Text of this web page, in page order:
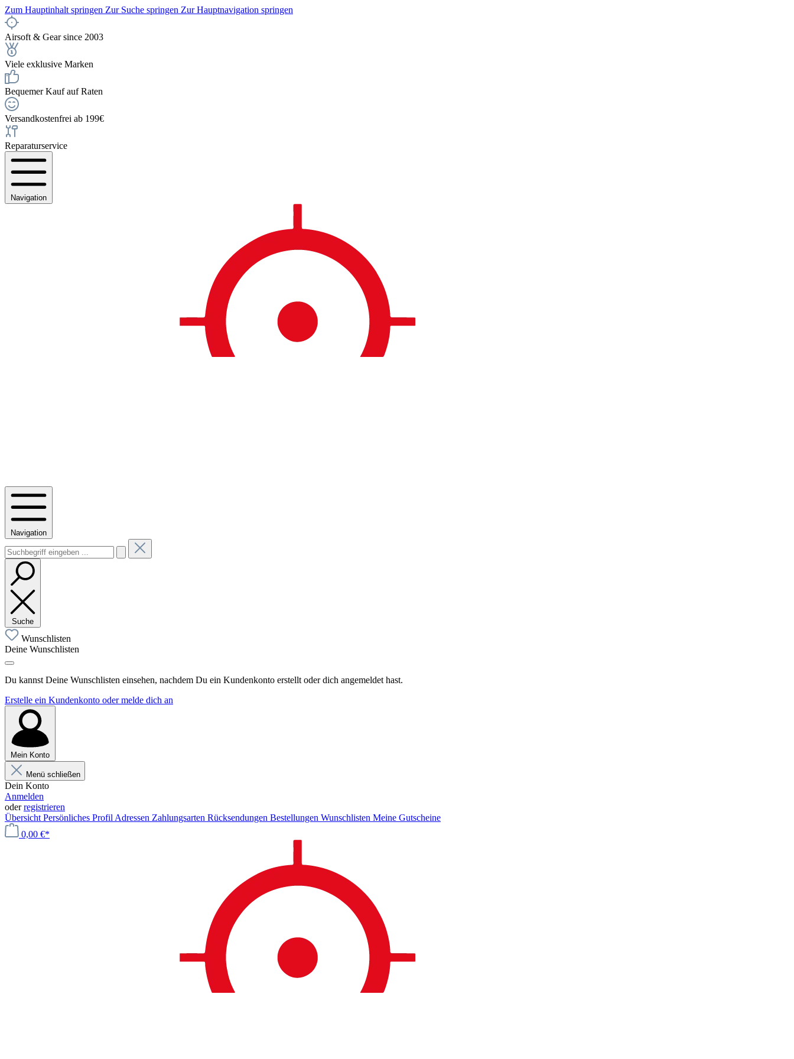
Zum Hauptinhalt springen Zur Suche springen Zur Hauptnavigation springen
Airsoft & Gear since 2003
Viele exklusive Marken
Bequemer Kauf auf Raten
Versandkostenfrei ab 199€
Reparaturservice
Navigation
Navigation
Suche
Wunschlisten
Deine Wunschlisten
Du kannst Deine Wunschlisten einsehen, nachdem Du ein Kundenkonto erstellt oder dich angemeldet hast.
Erstelle ein Kundenkonto oder melde dich an
Mein Konto
Menü schließen
Dein Konto
Anmelden
oderregistrieren
Übersicht Persönliches Profil Adressen Zahlungsarten Rücksendungen Bestellungen Wunschlisten Meine Gutscheine
0,00 €*